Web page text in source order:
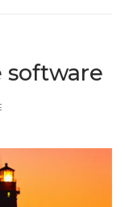
software